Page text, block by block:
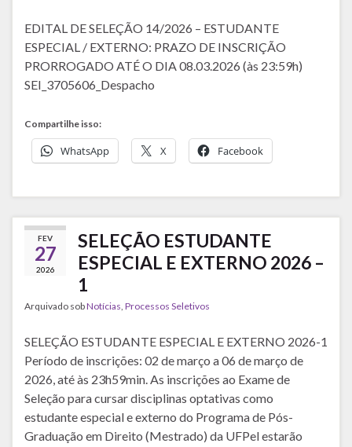
EDITAL DE SELEÇÃO 14/2026 – ESTUDANTE
ESPECIAL / EXTERNO: PRAZO DE INSCRIÇÃO
PRORROGADO ATÉ O DIA 08.03.2026 (às 23:59h)
SEI_3705606_Despacho
Compartilhe isso:
WhatsApp X Facebook
FEV
27
2026
SELEÇÃO ESTUDANTE
ESPECIAL E EXTERNO 2026 –
1
Arquivado sobNotícias, Processos Seletivos
SELEÇÃO ESTUDANTE ESPECIAL E EXTERNO 2026-1
Período de inscrições: 02 de março a 06 de março de
2026, até às 23h59min. As inscrições ao Exame de
Seleção para cursar disciplinas optativas como
estudante especial e externo do Programa de Pós-
Graduação em Direito (Mestrado) da UFPel estarão